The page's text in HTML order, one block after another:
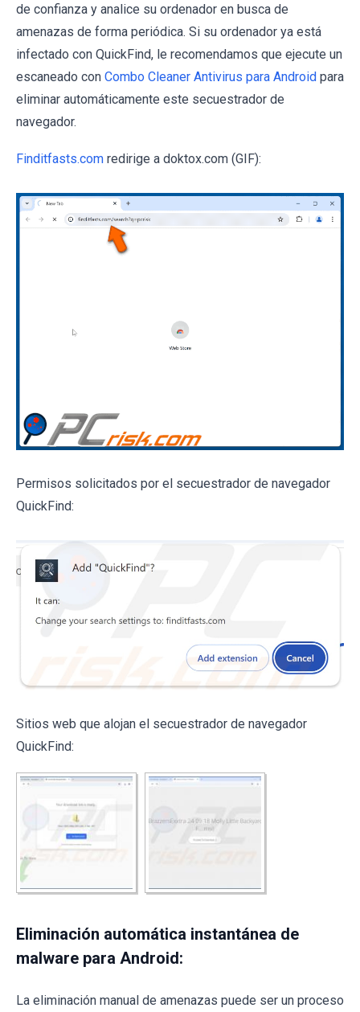
de confianza y analice su ordenador en busca de
amenazas de forma periódica. Si su ordenador ya está
infectado con QuickFind, le recomendamos que ejecute un
escaneado con Combo Cleaner Antivirus para Android para
eliminar automáticamente este secuestrador de
navegador.
Finditfasts.com redirige a doktox.com (GIF):
Permisos solicitados por el secuestrador de navegador
QuickFind:
Sitios web que alojan el secuestrador de navegador
QuickFind:
Eliminación automática instantánea de
malware para Android:
La eliminación manual de amenazas puede ser un proceso